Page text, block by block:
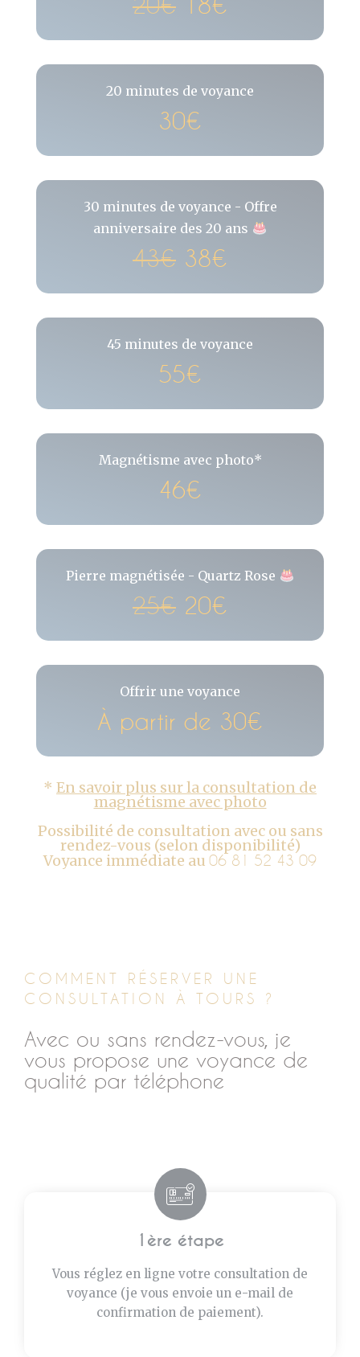
20 minutes de voyance
30€
30 minutes de voyance - Offre
anniversaire des 20 ans
43€ 38€
45 minutes de voyance
55€
Magnétisme avec photo*
46€
Pierre magnétisée - Quartz Rose
25€ 20€
Offrir une voyance
À partir de 30€
* En savoir plus sur la consultation de
magnétisme avec photo
Possibilité de consultation avec ou sans
rendez-vous (selon disponibilité)
Voyance immédiate au 06 81 52 43 09
COMMENT RÉSERVER UNE
CONSULTATION À TOURS ?
Avec ou sans rendez-vous, je
vous propose une voyance de
qualité par téléphone
1ère étape
Vous réglez en ligne votre consultation de
voyance (je vous envoie un e-mail de
confirmation de paiement).